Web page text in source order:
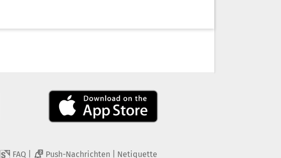
FAQ 2 Push-Nachrichten Netiquette